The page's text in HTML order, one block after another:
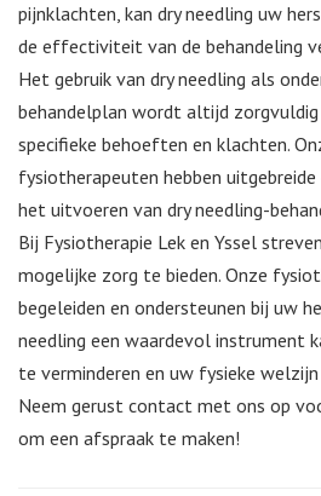
pijnklachten, kan dry needling uw
de effectiviteit van de behandeling
Het gebruik van dry needling als
behandelplan wordt altijd
specifieke behoeften en klachten.
fysiotherapeuten hebben
het uitvoeren van dry needling-
Bij Fysiotherapie Lek en Yssel
mogelijke zorg te bieden. Onze
begeleiden en ondersteunen bij uw
needling een waardevol instrument
te verminderen en uw fysieke
Neem gerust contact met ons op
om een afspraak te maken!